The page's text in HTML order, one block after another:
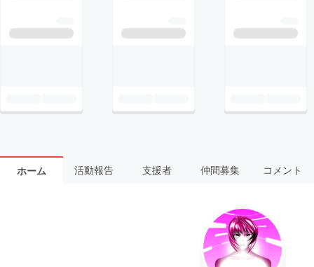
ホーム 活動報告 支援者 仲間募集 コメント